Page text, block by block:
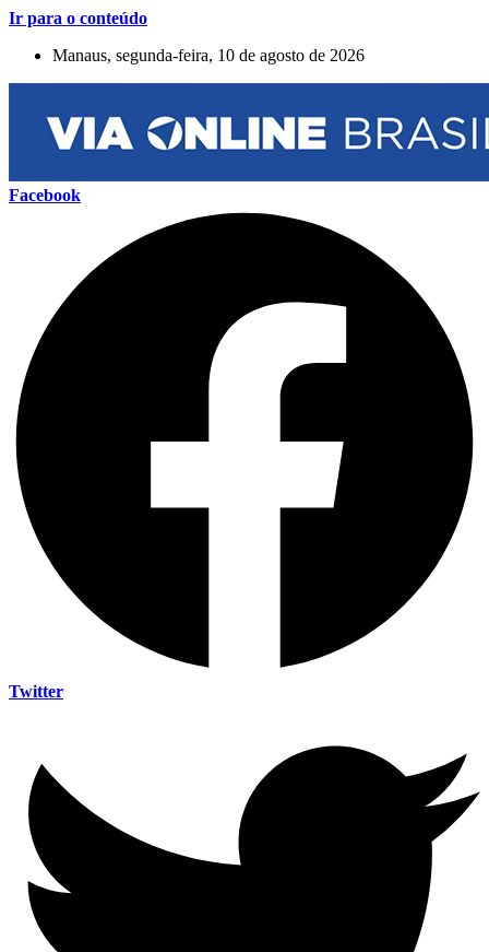
Ir para o conteúdo
Manaus, segunda-feira, 10 de agosto de 2026
Facebook
Twitter